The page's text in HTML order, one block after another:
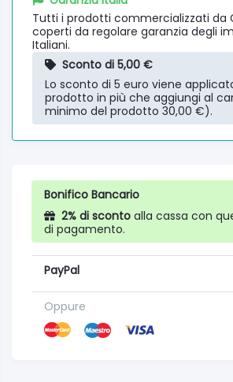
Tutti i prodotti commercializzati da
coperti da regolare garanzia degli
Italiani.
Sconto di 5,00 €
Lo sconto di 5 euro viene
prodotto in più che aggiungi al
minimo del prodotto 30,00 €).
Bonifico Bancario
2% di sconto alla cassa con
di pagamento.
PayPal
Oppure